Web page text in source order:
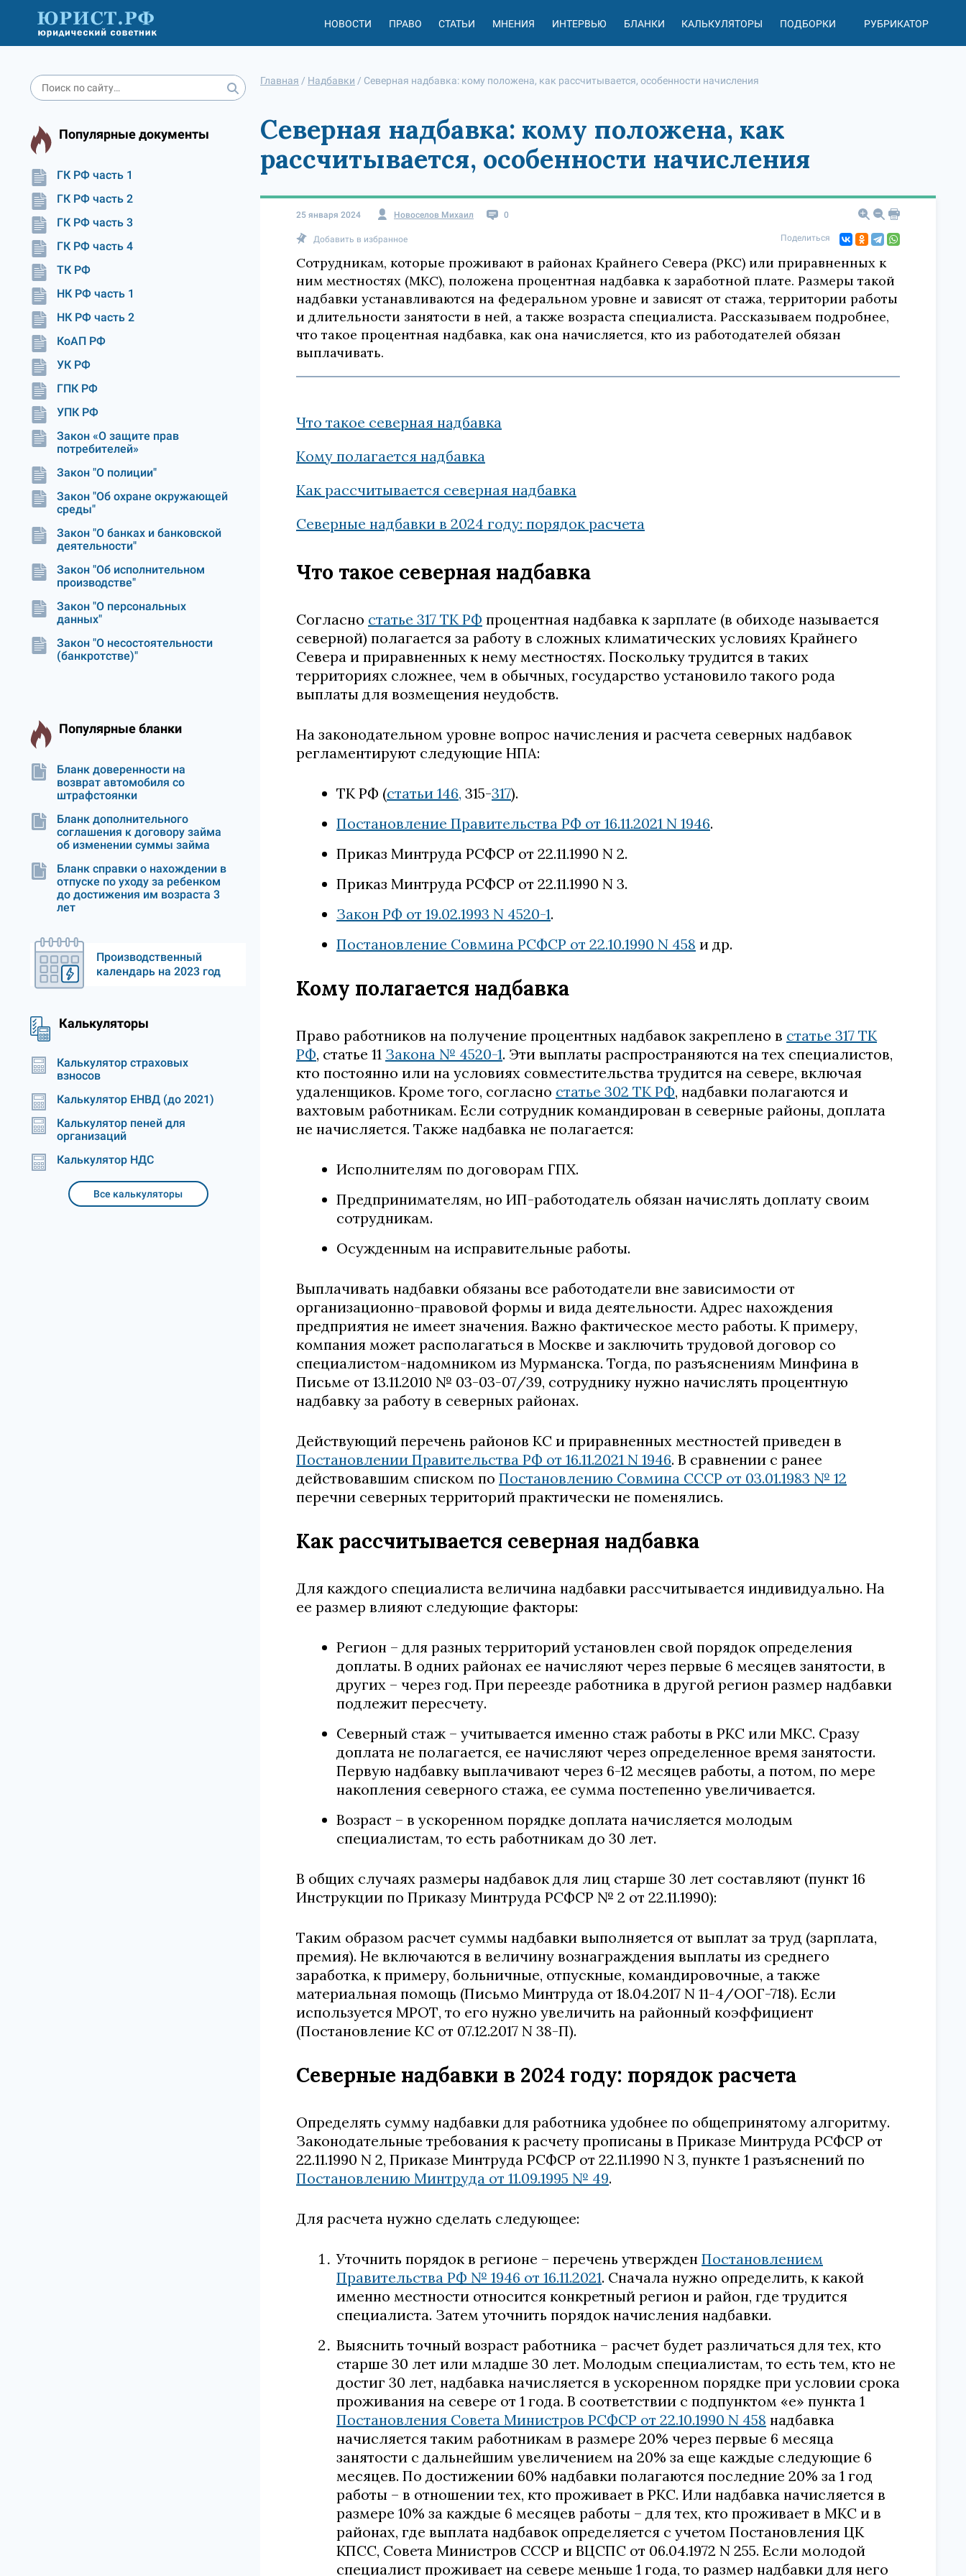
НОВОСТИ ПРАВО СТАТЬИ МНЕНИЯ ИНТЕРВЬЮ БЛАНКИ КАЛЬКУЛЯТОРЫ ПОДБОРКИ РУБРИКАТОР
Популярные документы
ГК РФ часть 1
ГК РФ часть 2
ГК РФ часть 3
ГК РФ часть 4
ТК РФ
НК РФ часть 1
НК РФ часть 2
КоАП РФ
УК РФ
ГПК РФ
УПК РФ
Закон «О защите прав
потребителей»
Закон "О полиции"
Закон "Об охране окружающей
среды"
Закон "О банках и банковской
деятельности"
Закон "Об исполнительном
производстве"
Закон "О персональных
данных"
Закон "О несостоятельности
(банкротстве)"
Популярные бланки
Бланк доверенности на
возврат автомобиля со
штрафстоянки
Бланк дополнительного
соглашения к договору займа
об изменении суммы займа
Бланк справки о нахождении в
отпуске по уходу за ребенком
до достижения им возраста 3
лет
Производственный
календарь на 2023 год
Калькуляторы
Калькулятор страховых
взносов
Калькулятор ЕНВД (до 2021)
Калькулятор пеней для
организаций
Калькулятор НДС
Все калькуляторы
Главная / Надбавки / Северная надбавка: кому положена, как рассчитывается, особенности начисления
Северная надбавка: кому положена, как
рассчитывается, особенности начисления
25 января 2024 Новоселов Михаил 0
Добавить в избранное Поделиться
Сотрудникам, которые проживают в районах Крайнего Севера (РКС) или приравненных к
ним местностях (МКС), положена процентная надбавка к заработной плате. Размеры такой
надбавки устанавливаются на федеральном уровне и зависят от стажа, территории работы
и длительности занятости в ней, а также возраста специалиста. Рассказываем подробнее,
что такое процентная надбавка, как она начисляется, кто из работодателей обязан
выплачивать.
Что такое северная надбавка
Кому полагается надбавка
Как рассчитывается северная надбавка
Северные надбавки в 2024 году: порядок расчета
Что такое северная надбавка
Согласно статье 317 ТК РФ процентная надбавка к зарплате (в обиходе называется
северной) полагается за работу в сложных климатических условиях Крайнего
Севера и приравненных к нему местностях. Поскольку трудится в таких
территориях сложнее, чем в обычных, государство установило такого рода
выплаты для возмещения неудобств.
На законодательном уровне вопрос начисления и расчета северных надбавок
регламентируют следующие НПА:
ТК РФ (статьи 146, 315-317).
Постановление Правительства РФ от 16.11.2021 N 1946.
Приказ Минтруда РСФСР от 22.11.1990 N 2.
Приказ Минтруда РСФСР от 22.11.1990 N 3.
Закон РФ от 19.02.1993 N 4520-1.
Постановление Совмина РСФСР от 22.10.1990 N 458 и др.
Кому полагается надбавка
Право работников на получение процентных надбавок закреплено в статье 317 ТК
РФ, статье 11 Закона № 4520-1. Эти выплаты распространяются на тех специалистов,
кто постоянно или на условиях совместительства трудится на севере, включая
удаленщиков. Кроме того, согласно статье 302 ТК РФ, надбавки полагаются и
вахтовым работникам. Если сотрудник командирован в северные районы, доплата
не начисляется. Также надбавка не полагается:
Исполнителям по договорам ГПХ.
Предпринимателям, но ИП-работодатель обязан начислять доплату своим
сотрудникам.
Осужденным на исправительные работы.
Выплачивать надбавки обязаны все работодатели вне зависимости от
организационно-правовой формы и вида деятельности. Адрес нахождения
предприятия не имеет значения. Важно фактическое место работы. К примеру,
компания может располагаться в Москве и заключить трудовой договор со
специалистом-надомником из Мурманска. Тогда, по разъяснениям Минфина в
Письме от 13.11.2010 № 03-03-07/39, сотруднику нужно начислять процентную
надбавку за работу в северных районах.
Действующий перечень районов КС и приравненных местностей приведен в
Постановлении Правительства РФ от 16.11.2021 N 1946. В сравнении с ранее
действовавшим списком по Постановлению Совмина СССР от 03.01.1983 № 12
перечни северных территорий практически не поменялись.
Как рассчитывается северная надбавка
Для каждого специалиста величина надбавки рассчитывается индивидуально. На
ее размер влияют следующие факторы:
Регион – для разных территорий установлен свой порядок определения
доплаты. В одних районах ее начисляют через первые 6 месяцев занятости, в
других – через год. При переезде работника в другой регион размер надбавки
подлежит пересчету.
Северный стаж – учитывается именно стаж работы в РКС или МКС. Сразу
доплата не полагается, ее начисляют через определенное время занятости.
Первую надбавку выплачивают через 6-12 месяцев работы, а потом, по мере
накопления северного стажа, ее сумма постепенно увеличивается.
Возраст – в ускоренном порядке доплата начисляется молодым
специалистам, то есть работникам до 30 лет.
В общих случаях размеры надбавок для лиц старше 30 лет составляют (пункт 16
Инструкции по Приказу Минтруда РСФСР № 2 от 22.11.1990):
Таким образом расчет суммы надбавки выполняется от выплат за труд (зарплата,
премия). Не включаются в величину вознаграждения выплаты из среднего
заработка, к примеру, больничные, отпускные, командировочные, а также
материальная помощь (Письмо Минтруда от 18.04.2017 N 11-4/ООГ-718). Если
используется МРОТ, то его нужно увеличить на районный коэффициент
(Постановление КС от 07.12.2017 N 38-П).
Северные надбавки в 2024 году: порядок расчета
Определять сумму надбавки для работника удобнее по общепринятому алгоритму.
Законодательные требования к расчету прописаны в Приказе Минтруда РСФСР от
22.11.1990 N 2, Приказе Минтруда РСФСР от 22.11.1990 N 3, пункте 1 разъяснений по
Постановлению Минтруда от 11.09.1995 № 49.
Для расчета нужно сделать следующее:
Уточнить порядок в регионе – перечень утвержден Постановлением
Правительства РФ № 1946 от 16.11.2021. Сначала нужно определить, к какой
именно местности относится конкретный регион и район, где трудится
специалиста. Затем уточнить порядок начисления надбавки.
Выяснить точный возраст работника – расчет будет различаться для тех, кто
старше 30 лет или младше 30 лет. Молодым специалистам, то есть тем, кто не
достиг 30 лет, надбавка начисляется в ускоренном порядке при условии срока
проживания на севере от 1 года. В соответствии с подпунктом «е» пункта 1
Постановления Совета Министров РСФСР от 22.10.1990 N 458 надбавка
начисляется таким работникам в размере 20% через первые 6 месяца
занятости с дальнейшим увеличением на 20% за еще каждые следующие 6
месяцев. По достижении 60% надбавки полагаются последние 20% за 1 год
работы – в отношении тех, кто проживает в РКС. Или надбавка начисляется в
размере 10% за каждые 6 месяцев работы – для тех, кто проживает в МКС и в
районах, где выплата надбавок определяется с учетом Постановления ЦК
КПСС, Совета Министров СССР и ВЦСПС от 06.04.1972 N 255. Если молодой
специалист проживает на севере меньше 1 года, то размер надбавки для него